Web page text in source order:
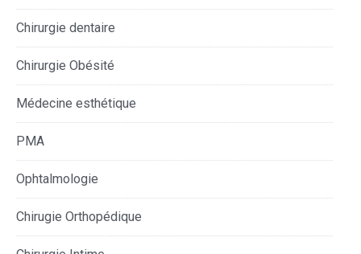
Chirurgie dentaire
Chirurgie Obésité
Médecine esthétique
PMA
Ophtalmologie
Chirugie Orthopédique